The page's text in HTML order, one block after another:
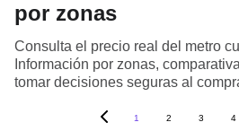
por zonas
Consulta el precio real del metro
Información por zonas,
tomar decisiones seguras al
1 2 3 4